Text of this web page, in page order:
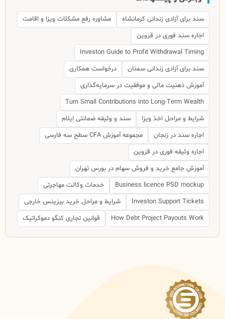
سند برای آزادی زندانی کرمانشاه
مشاوره رفع مشکلات ویزا و اقامت
اجاره سند فوری در قزوین
Investon Guide to Profit Withdrawal Timing
سند برای آزادی زندانی سمنان
درخواست همکاری
آموزش ذهنیت مالی و موفقیت در سرمایه‌گذاری
Turn Small Contributions into Long-Term Wealth
شرایط و مراحل اخذ ویزا
سند و وثیقه ضمانتی ایلام
اجاره سند در زنجان
مجموعه آموزش CFA سطح سه فارسی
اجاره وثیقه فوری در قزوین
آموزش جامع خرید و فروش سهام در بورس تهران
Business licence PSD mockup
خدمات وکالت مهاجرتی
Investon Support Tickets
شرایط و مراحل خرید بیزینس خارجی
How Debt Project Payouts Work
قوانین تجاری کنگو دموکراتیک